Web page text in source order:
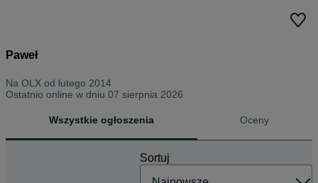
Paweł
Na OLX od lutego 2014
Ostatnio online w dniu 07 sierpnia 2026
Wszystkie ogłoszenia Oceny
Sortuj